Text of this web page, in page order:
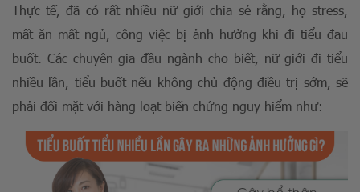
Thực tế, đã có rất nhiều nữ giới chia sẻ rằng, họ stress,
mất ăn mất ngủ, công việc bị ảnh hưởng khi đi tiểu đau
buốt. Các chuyên gia đầu ngành cho biết, nữ giới đi tiểu
nhiều lần, tiểu buốt nếu không chủ động điều trị sớm, sẽ
phải đối mặt với hàng loạt biến chứng nguy hiểm như: